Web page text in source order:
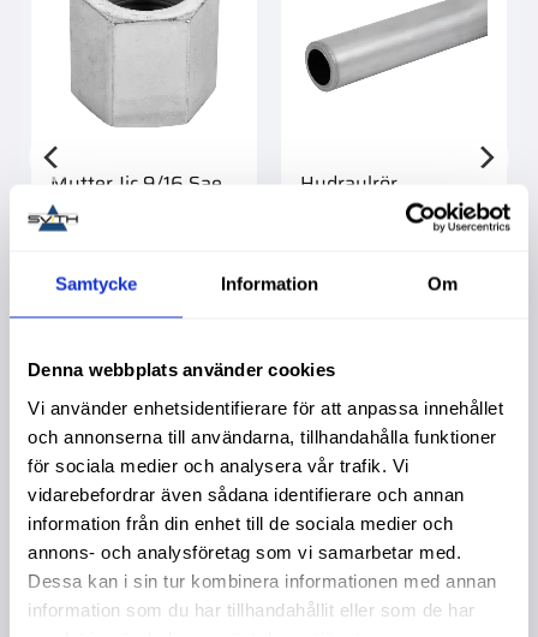
Samtycke Information Om
Denna webbplats använder cookies
Vi använder enhetsidentifierare för att anpassa innehållet
och annonserna till användarna, tillhandahålla funktioner
för sociala medier och analysera vår trafik. Vi
vidarebefordrar även sådana identifierare och annan
information från din enhet till de sociala medier och
annons- och analysföretag som vi samarbetar med.
Dessa kan i sin tur kombinera informationen med annan
information som du har tillhandahållit eller som de har
Mutter Jic 9/16 Sae
Köpa större mängd?
Förpackad om 1 st.
22,00
Hydraulrör
10X1,5X2000Mm
Förpackad om 10 st.
Liknande produkter